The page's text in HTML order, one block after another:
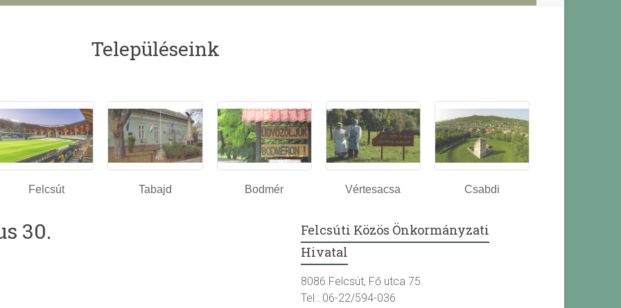
Településeink
Felcsút Tabajd Bodmér Vértesacsa Csabdi
30.
Felcsúti Közös Önkormányzati
Hivatal
8086 Felcsút, Fő utca 75.
Tel.: 06-22/594-036